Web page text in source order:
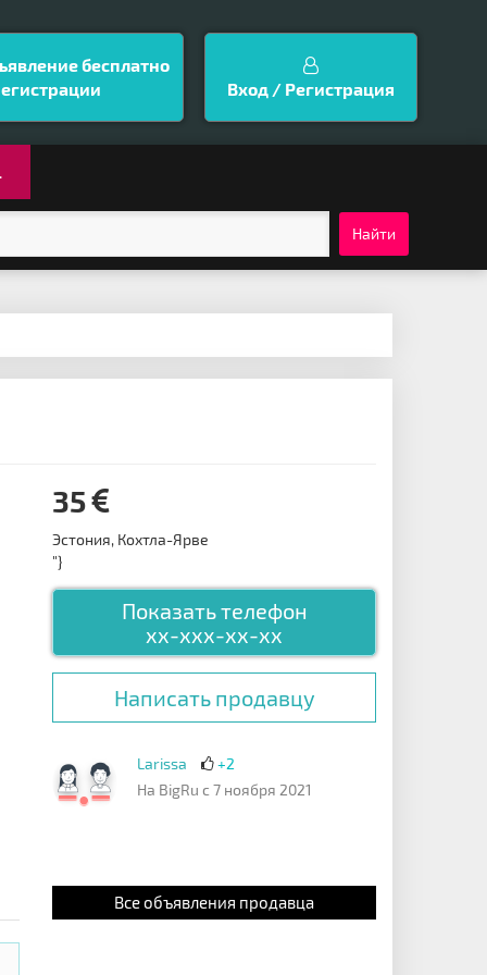
бесплатно
Вход / Регистрация
Найти
35
Эстония, Кохтла-Ярве
"}
Показать телефон
xx-xxx-xx-xx
Написать продавцу
Larissa
+2
На BigRu с 7 ноября 2021
Все объявления продавца